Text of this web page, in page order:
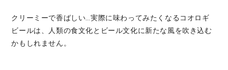
クリーミーで香ばしい…実際に味わってみたくなるコオロギ
ビールは、人類の食文化とビール文化に新たな風を吹き込む
かもしれません。